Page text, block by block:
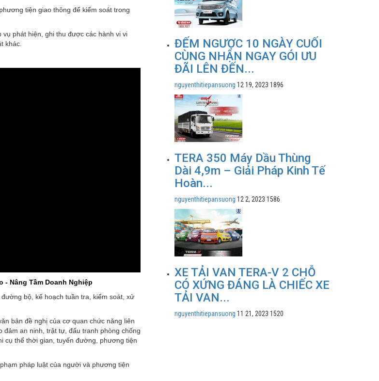
tiện giao thông để kiểm soát trong
phát hiện, ghi thu được các hành vi vi
khác.
- Nâng Tầm Doanh Nghiệp
bộ, kế hoạch tuần tra, kiểm soát, xử
bản đề nghị của cơ quan chức năng liên
an ninh, trật tự, đấu tranh phòng chống
cụ thể thời gian, tuyến đường, phương tiện
pháp luật của người và phương tiện
ĐẾM NGƯỢC 10 NGÀY CUỐI
CÙNG NHẬN NGAY GÓI ƯU
ĐÃI LÊN ĐẾN...
nguyenthitiepansuong 12 19, 2023 1896
TERA 350 Máy Dầu Thùng
Dài 4,9m – Giải Pháp Kinh Tế
Hoàn...
nguyenthitiepansuong 12 2, 2023 1586
XE TẢI VAN TERA-V 2 CHỖ
CÓ XỨNG ĐÁNG LÀ CHIẾC XE
TẢI VAN...
nguyenthitiepansuong 11 21, 2023 1520